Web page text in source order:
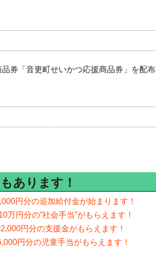
券「音更町せいかつ応援商品券」を配布
あります！
円分の追加給付金が始まります！
万円分の”社会手当”がもらえます！
円分の支援金がもらえます！
円分の児童手当がもらえます！